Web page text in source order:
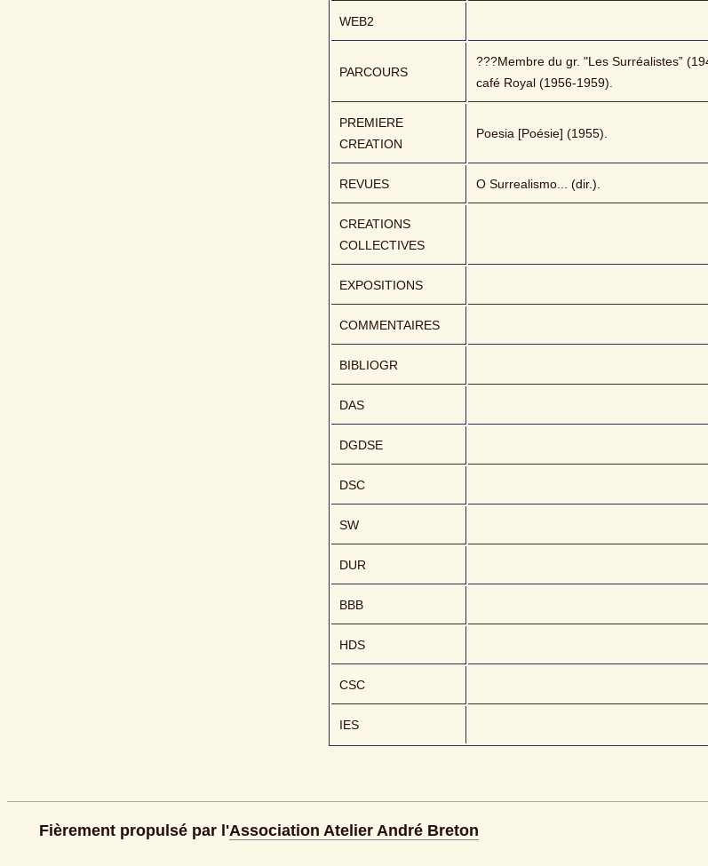
WEB2
PARCOURS
???Membre du gr. "Les Surréalistes”
café Royal (1956-1959).
PREMIERE
CREATION
Poesia [Poésie] (1955).
REVUES O Surrealismo... (dir.).
CREATIONS
COLLECTIVES
EXPOSITIONS
COMMENTAIRES
BIBLIOGR
DAS
DGDSE
DSC
SW
DUR
BBB
HDS
CSC
IES
Fièrement propulsé par l'Association Atelier André Breton